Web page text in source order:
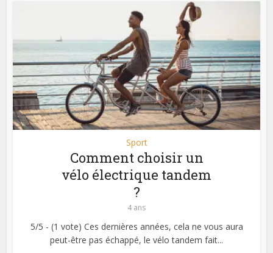
Sport
Comment choisir un
vélo électrique tandem
?
4 ans
5/5 - (1 vote) Ces dernières années, cela ne vous aura
peut-être pas échappé, le vélo tandem fait...